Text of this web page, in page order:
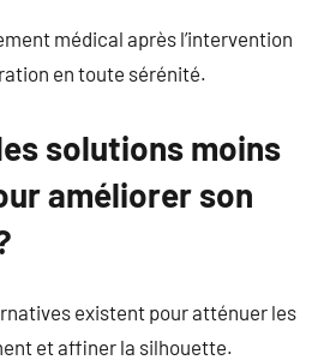
médical après l’intervention
en toute sérénité.
solutions moins
améliorer son
existent pour atténuer les
et affiner la silhouette.